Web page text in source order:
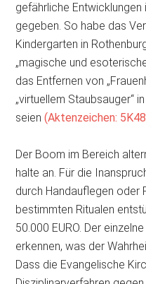
gefährliche
gegeben. So habe das
Kindergarten in
„magische und
das Entfernen von
„virtuellem Staubsauger“
seien(Aktenzeichen:
Der Boom im Bereich
halte an. Für die
durch Handauflegen oder
bestimmten Ritualen
50.000 EURO. Der
erkennen, was der
Dass die Evangelische